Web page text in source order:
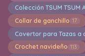
Colección TSUM TSUM
Collar de ganchillo 17
Covertor para Tazas a
Crochet navideño 113